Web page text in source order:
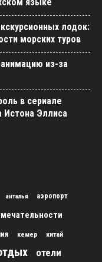
языке
лодок:
морских туров
из-за
в сериале
Истона Эллиса
анталья аэропорт
кемер китай
отели